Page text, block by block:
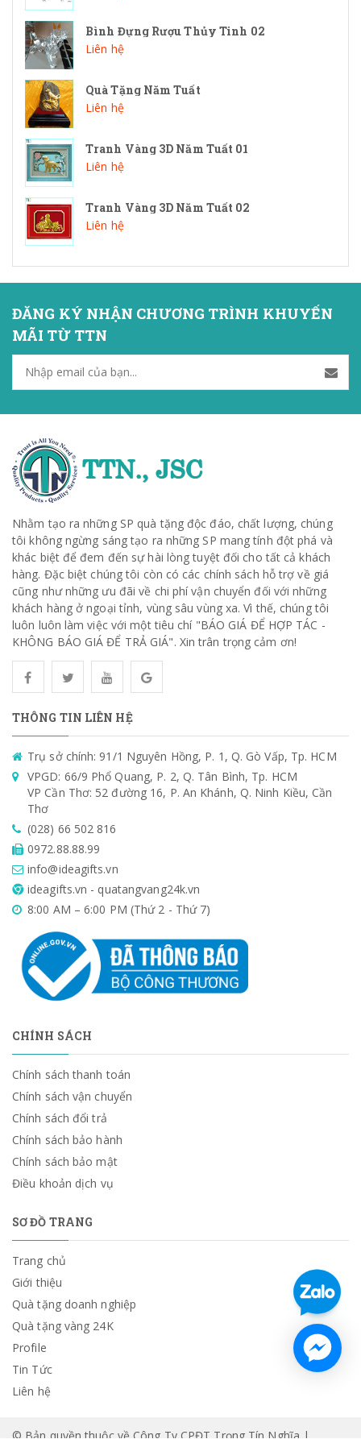
Bình Đựng Rượu Thủy Tinh 02
Liên hệ
Quà Tặng Năm Tuất
Liên hệ
Tranh Vàng 3D Năm Tuất 01
Liên hệ
Tranh Vàng 3D Năm Tuất 02
Liên hệ
ĐĂNG KÝ NHẬN CHƯƠNG TRÌNH KHUYẾN
MÃI TỪ TTN
Nhằm tạo ra những SP quà tặng độc đáo, chất lượng, chúng
tôi không ngừng sáng tạo ra những SP mang tính đột phá và
khác biệt để đem đến sự hài lòng tuyệt đối cho tất cả khách
hàng. Đặc biệt chúng tôi còn có các chính sách hỗ trợ về giá
cũng như những ưu đãi về chi phí vận chuyển đối với những
khách hàng ở ngoại tỉnh, vùng sâu vùng xa. Vì thế, chúng tôi
luôn luôn làm việc với một tiêu chí "BÁO GIÁ ĐỂ HỢP TÁC -
KHÔNG BÁO GIÁ ĐỂ TRẢ GIÁ". Xin trân trọng cảm ơn!
THÔNG TIN LIÊN HỆ
Trụ sở chính: 91/1 Nguyên Hồng, P. 1, Q. Gò Vấp, Tp. HCM
VPGD: 66/9 Phổ Quang, P. 2, Q. Tân Bình, Tp. HCM
VP Cần Thơ: 52 đường 16, P. An Khánh, Q. Ninh Kiều, Cần
Thơ
(028) 66 502 816
0972.88.88.99
info@ideagifts.vn
ideagifts.vn - quatangvang24k.vn
8:00 AM – 6:00 PM (Thứ 2 - Thứ 7)
CHÍNH SÁCH
Chính sách thanh toán
Chính sách vận chuyển
Chính sách đổi trả
Chính sách bảo hành
Chính sách bảo mật
Điều khoản dịch vụ
SƠ ĐỒ TRANG
Trang chủ
Giới thiệu
Quà tặng doanh nghiệp
Quà tặng vàng 24K
Profile
Tin Tức
Liên hệ
© Bản quyền thuộc về Công Ty CPĐT Trọng Tín Nghĩa |